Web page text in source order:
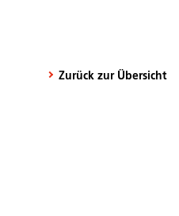
Zurück zur Übersicht